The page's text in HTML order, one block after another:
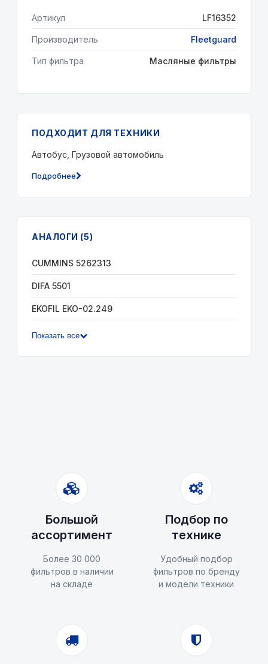
Артикул LF16352
Производитель Fleetguard
Тип фильтра Масляные фильтры
ПОДХОДИТ ДЛЯ ТЕХНИКИ
Автобус, Грузовой автомобиль
Подробнее
АНАЛОГИ (5)
CUMMINS 5262313
DIFA 5501
EKOFIL EKO-02.249
Показать все
Большой
ассортимент
Более 30 000
фильтров в наличии
на складе
Подбор по
технике
Удобный подбор
фильтров по бренду
и модели техники